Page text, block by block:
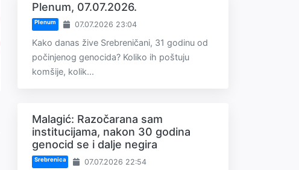
Plenum, 07.07.2026.
Plenum 07.07.2026 23:04
Kako danas žive Srebreničani, 31 godinu od
počinjenog genocida? Koliko ih poštuju
komšije, kolik...
Malagić: Razočarana sam
institucijama, nakon 30 godina
genocid se i dalje negira
Srebrenica 07.07.2026 22:54